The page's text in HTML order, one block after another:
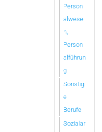
Person
alwese
n,
Person
alführun
g
Sonstig
e
Berufe
Sozialar